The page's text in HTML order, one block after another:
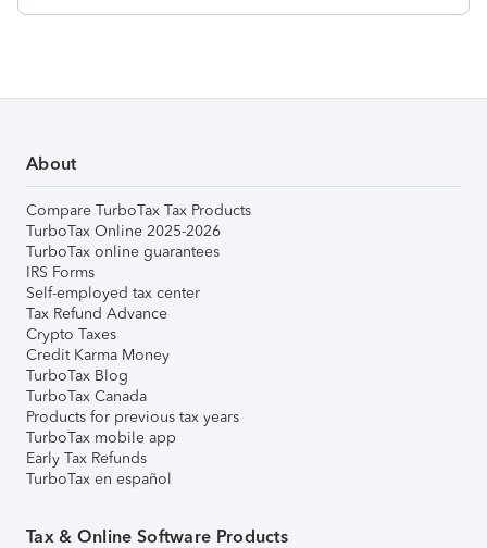
About
Compare TurboTax Tax Products
TurboTax Online 2025-2026
TurboTax online guarantees
IRS Forms
Self-employed tax center
Tax Refund Advance
Crypto Taxes
Credit Karma Money
TurboTax Blog
TurboTax Canada
Products for previous tax years
TurboTax mobile app
Early Tax Refunds
TurboTax en español
Tax & Online Software Products